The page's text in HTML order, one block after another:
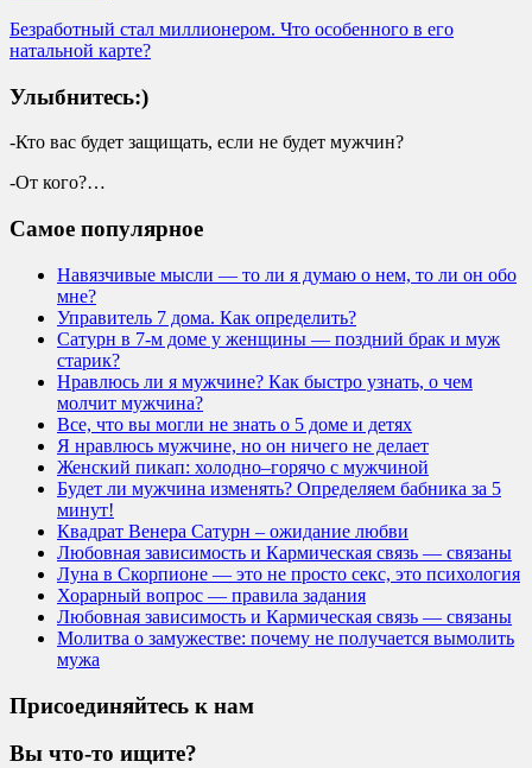
Безработный стал миллионером. Что особенного в его
натальной карте?
Улыбнитесь:)
-Кто вас будет защищать, если не будет мужчин?
-От кого?…
Самое популярное
Навязчивые мысли — то ли я думаю о нем, то ли он обо
мне?
Управитель 7 дома. Как определить?
Сатурн в 7-м доме у женщины — поздний брак и муж
старик?
Нравлюсь ли я мужчине? Как быстро узнать, о чем
молчит мужчина?
Все, что вы могли не знать о 5 доме и детях
Я нравлюсь мужчине, но он ничего не делает
Женский пикап: холодно–горячо с мужчиной
Будет ли мужчина изменять? Определяем бабника за 5
минут!
Квадрат Венера Сатурн – ожидание любви
Любовная зависимость и Кармическая связь — связаны
Луна в Скорпионе — это не просто секс, это психология
Хорарный вопрос — правила задания
Любовная зависимость и Кармическая связь — связаны
Молитва о замужестве: почему не получается вымолить
мужа
Присоединяйтесь к нам
Вы что-то ищите?